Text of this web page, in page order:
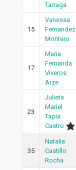
Tarraga
15
Vanessa
Fernandez
Montero
17
Maria
Fernanda
Viveros
Arze
23
Julieta
Mariel
Tapia
Castro
35
Natalia
Castillo
Rocha